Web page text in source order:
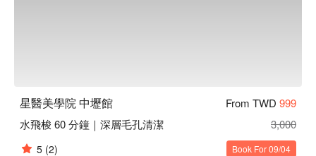
星醫美學院 中壢館 From TWD 999
水飛梭 60 分鐘｜深層毛孔清潔
3,000
5 (2) Book For 09/04